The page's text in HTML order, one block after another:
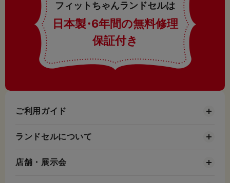
フィットちゃんランドセルは
日本製・6年間の無料修理
保証付き
ご利用ガイド
ランドセルについて
店舗・展示会